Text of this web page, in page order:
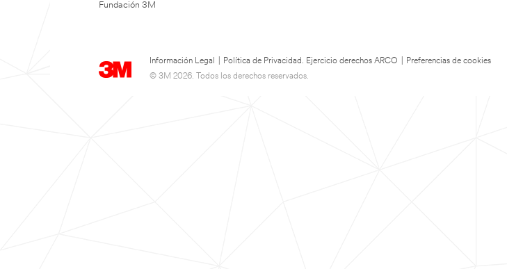
Fundación 3M
Información Legal Política de Privacidad. Ejercicio derechos ARCO
Preferencias de cookies
© 3M 2026. Todos los derechos reservados.